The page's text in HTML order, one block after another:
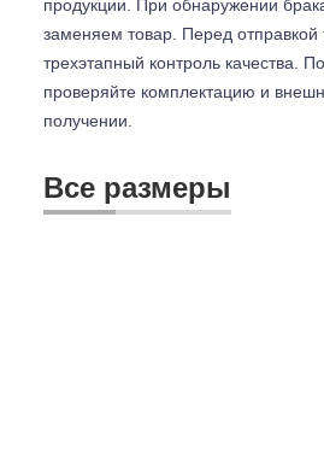
продукции. При обнаружении
заменяем товар. Перед отправкой
трехэтапный контроль качества.
проверяйте комплектацию и
получении.
Все размеры